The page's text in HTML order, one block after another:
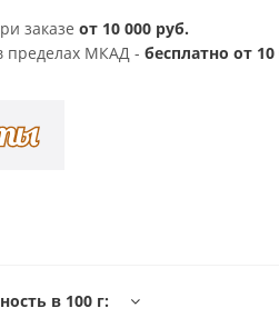
заказе от 10 000 руб.
пределах МКАД - бесплатно от 10
в 100 г: